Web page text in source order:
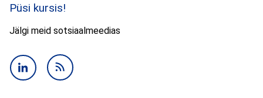
Püsi kursis!
Jälgi meid sotsiaalmeedias